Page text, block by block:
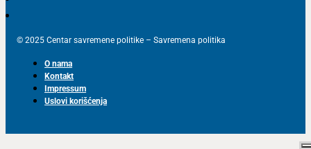
© 2025 Centar savremene politike – Savremena politika
O nama
Kontakt
Impressum
Uslovi korišćenja